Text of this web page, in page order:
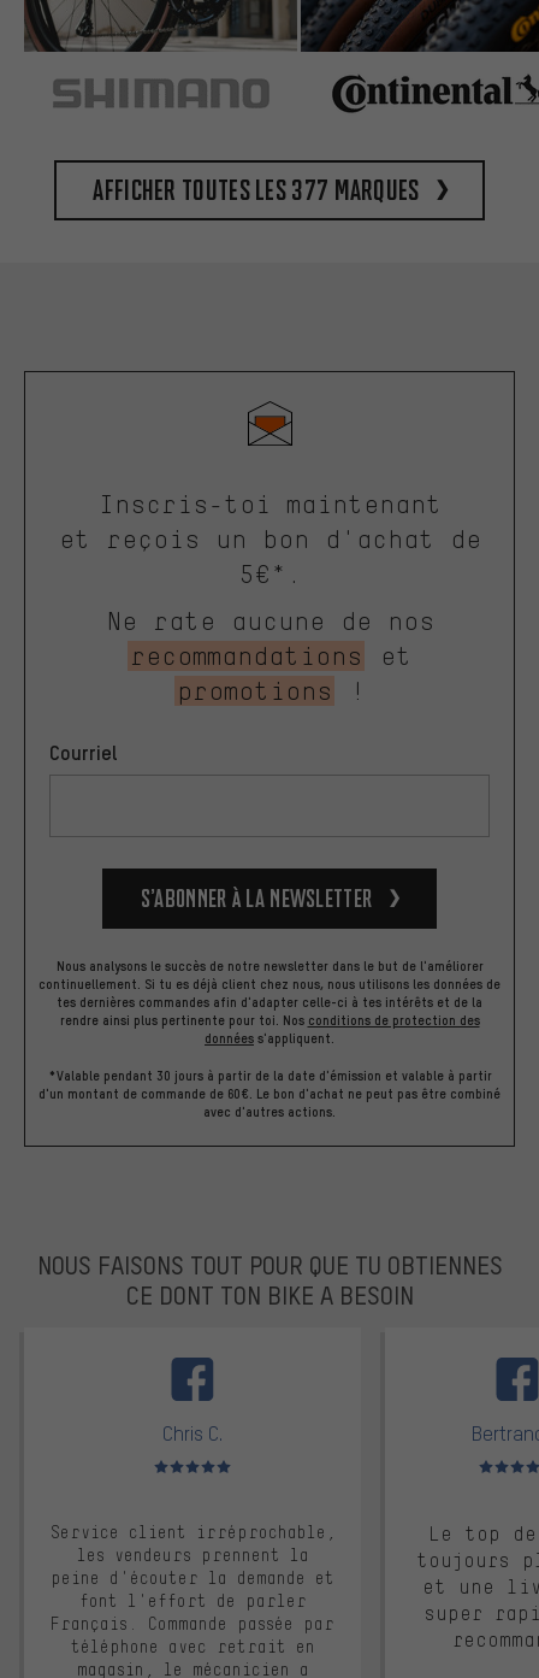
Afficher toutes les 377 marques
Inscris-toi maintenant
et reçois un bon d'achat de
5€*.
Ne rate aucune de nos
recommandations
et
promotions
!
Courriel
S’abonner à la newsletter
Nous analysons le succès de notre newsletter dans le but de l'améliorer
continuellement. Si tu es déjà client chez nous, nous utilisons les données de
tes dernières commandes afin d'adapter celle-ci à tes intérêts et de la
rendre ainsi plus pertinente pour toi. Nos conditions de protection des
données s'appliquent.
*Valable pendant 30 jours à partir de la date d'émission et valable à partir
d'un montant de commande de 60€. Le bon d'achat ne peut pas être combiné
avec d'autres actions.
NOUS FAISONS TOUT POUR QUE TU OBTIENNES
CE DONT TON BIKE A BESOIN
Chris C.
Note moyenne : 5 sur 5
Service client irréprochable,
les vendeurs prennent la
peine d'écouter la demande et
font l'effort de parler
Français. Commande passée par
téléphone avec retrait en
magasin, le mécanicien a
Note
Le top
toujours
et une
super